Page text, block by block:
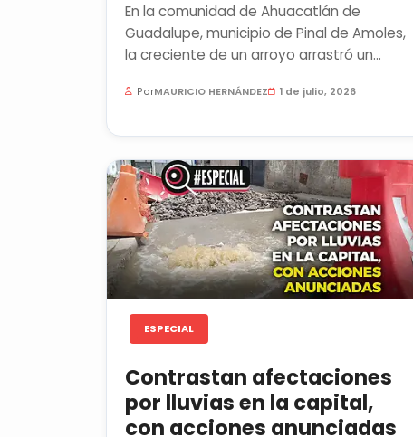
En la comunidad de Ahuacatlán de
Guadalupe, municipio de Pinal de Amoles,
la creciente de un arroyo arrastró un
PorMAURICIO HERNÁNDEZ 1 de julio, 2026
ESPECIAL
Contrastan afectaciones
por lluvias en la capital,
con acciones anunciadas